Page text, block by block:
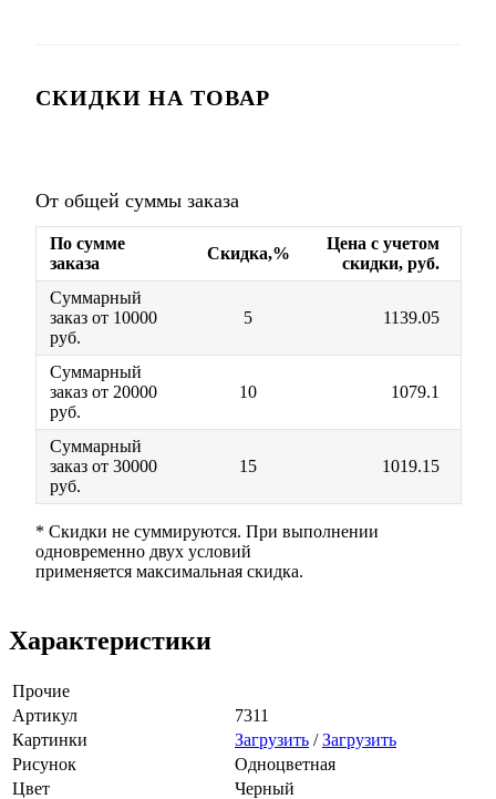
СКИДКИ НА ТОВАР
От общей суммы заказа
По сумме
заказа
Скидка,%
Цена с учетом
скидки, руб.
Суммарный
заказ от 10000
руб.
5 1139.05
Суммарный
заказ от 20000
руб.
10 1079.1
Суммарный
заказ от 30000
руб.
15 1019.15
* Скидки не суммируются. При выполнении
одновременно двух условий
применяется максимальная скидка.
Характеристики
Прочие
Артикул
7311
Картинки
Загрузить /Загрузить
Рисунок
Одноцветная
Цвет
Черный